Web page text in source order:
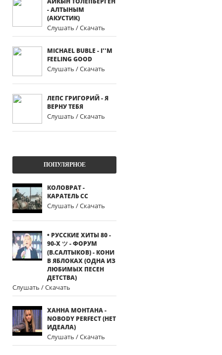
- АЛТЫНЫМ
(АКУСТИК)
Слушать / Скачать
MICHAEL BUBLE - I''M
FEELING GOOD
Слушать / Скачать
ЛЕПС ГРИГОРИЙ - Я
ВЕРНУ ТЕБЯ
Слушать / Скачать
ПОПУЛЯРНОЕ
КОЛОВРАТ -
КАРАТЕЛЬ СС
Слушать / Скачать
• РУССКИЕ ХИТЫ 80 -
90-Х ツ - ФОРУМ
(В.САЛТЫКОВ) - КОНИ
В ЯБЛОКАХ (ОДНА ИЗ
ЛЮБИМЫХ ПЕСЕН
ДЕТСТВА)
Слушать / Скачать
ХАННА МОНТАНА -
NOBODY PERFECT (НЕТ
ИДЕАЛА)
Слушать / Скачать